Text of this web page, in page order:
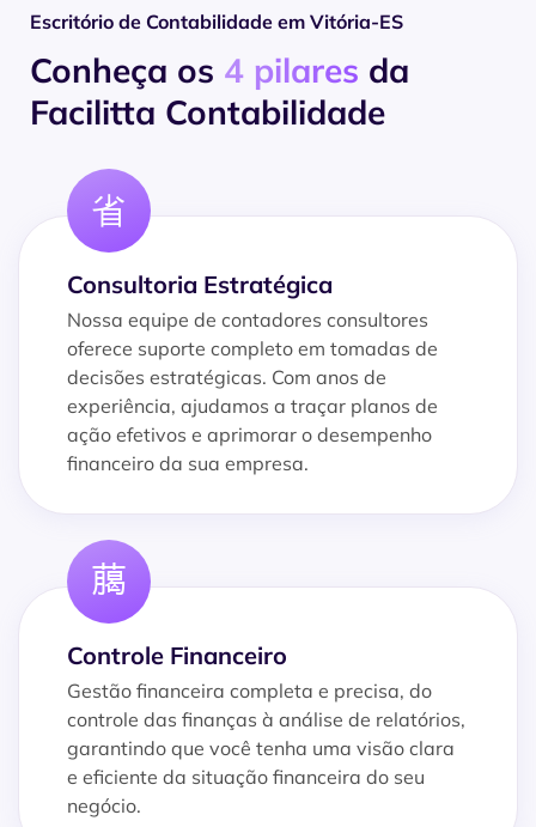
Escritório de Contabilidade em Vitória-ES
Conheça os 4 pilares da
Facilitta Contabilidade
Consultoria Estratégica
Nossa equipe de contadores consultores
oferece suporte completo em tomadas de
decisões estratégicas. Com anos de
experiência, ajudamos a traçar planos de
ação efetivos e aprimorar o desempenho
financeiro da sua empresa.
Controle Financeiro
Gestão financeira completa e precisa, do
controle das finanças à análise de relatórios,
garantindo que você tenha uma visão clara
e eficiente da situação financeira do seu
negócio.